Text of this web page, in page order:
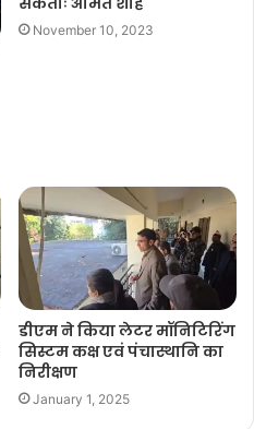
November 10, 2023
डीएम ने किया लेटर मॉनिटिरिंग
सिस्टम कक्ष एवं पंचास्थानि का
निरीक्षण
January 1, 2025